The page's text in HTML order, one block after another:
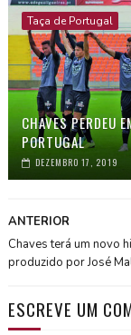
Taça de Portugal
CHAVES PERDEU
PORTUGAL
DEZEMBRO 17, 2019
ANTERIOR
Chaves terá um novo
produzido por José
ESCREVE UM